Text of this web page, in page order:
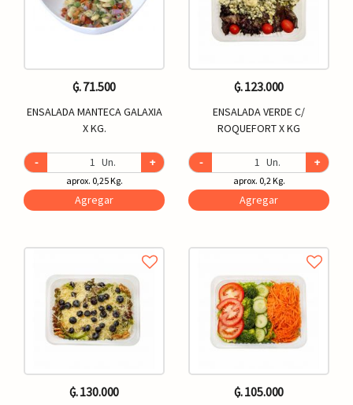
₲. 71.500
ENSALADA MANTECA GALAXIA
X KG.
- Un. +
aprox. 0,25 Kg.
Agregar
₲. 130.000
₲. 123.000
ENSALADA VERDE C/
ROQUEFORT X KG
- Un. +
aprox. 0,2 Kg.
Agregar
₲. 105.000